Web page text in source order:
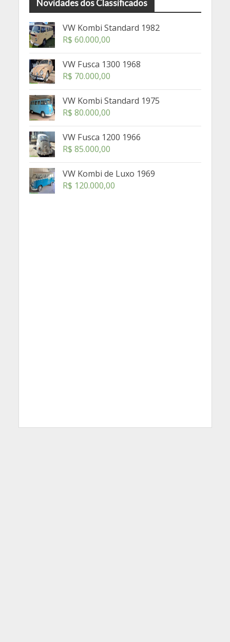
Novidades dos Classificados
VW Kombi Standard 1982
R$ 60.000,00
VW Fusca 1300 1968
R$ 70.000,00
VW Kombi Standard 1975
R$ 80.000,00
VW Fusca 1200 1966
R$ 85.000,00
VW Kombi de Luxo 1969
R$ 120.000,00